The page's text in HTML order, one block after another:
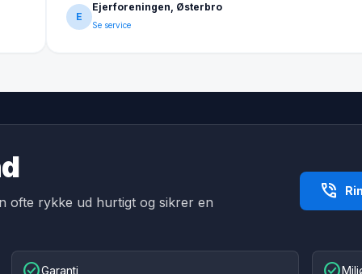
E
Ejerforeningen, Østerbro
Se service
ofte rykke ud hurtigt og sikrer en
phone_in_talk
Garanti